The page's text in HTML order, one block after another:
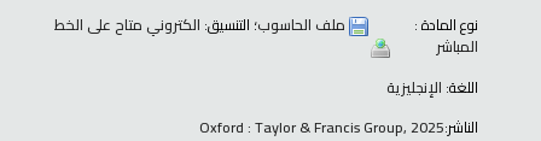
نوع المادة :
ملف الحاسوب؛ التنسيق: الكتروني متاح على الخط
المباشر
اللغة: الإنجليزية
الناشر:Oxford : Taylor & Francis Group, 2025